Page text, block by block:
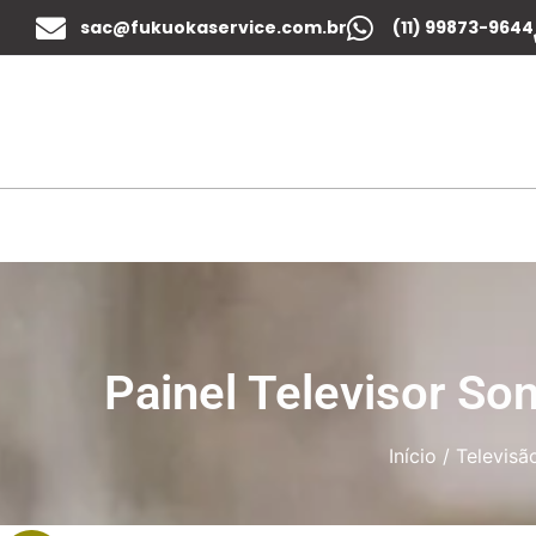
sac@fukuokaservice.com.br (11) 99873-9644
Painel Televisor
Início /